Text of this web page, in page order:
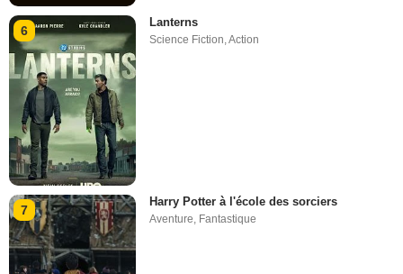
6
Lanterns
Science Fiction,Action
7
Harry Potter à l'école des sorciers
Aventure Fantastique